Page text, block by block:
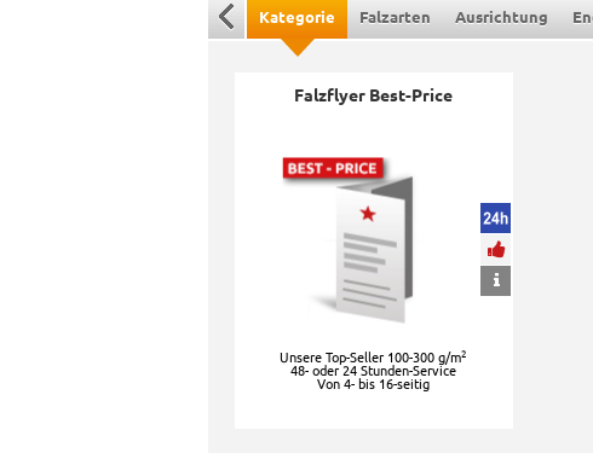
Kategorie Falzarten Ausrichtung
Falzflyer Best-Price
Unsere Top-Seller 100-300 g/m2
48- oder 24 Stunden-Service
Von 4- bis 16-seitig